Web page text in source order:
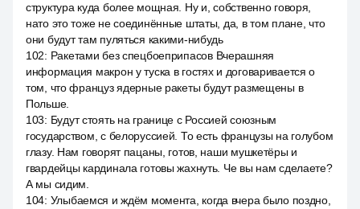
структура куда более мощная. Ну и, собственно говоря,
нато это тоже не соединённые штаты, да, в том плане, что
они будут там пуляться какими-нибудь
102: Ракетами без спецбоеприпасов Вчерашняя
информация макрон у туска в гостях и договаривается о
том, что француз ядерные ракеты будут размещены в
Польше.
103: Будут стоять на границе с Россией союзным
государством, с белоруссией. То есть французы на голубом
глазу. Нам говорят пацаны, готов, наши мушкетёры и
гвардейцы кардинала готовы жахнуть. Че вы нам сделаете?
А мы сидим.
104: Улыбаемся и ждём момента, когда вчера было поздно,